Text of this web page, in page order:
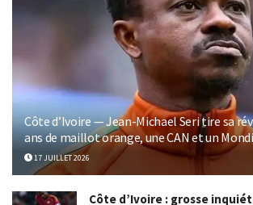
Côte d’Ivoire — Jean-Michael Seri tire sa
ans de maillot orange, une CAN et un
17 JUILLET 2026
Côte d’Ivoire : grosse